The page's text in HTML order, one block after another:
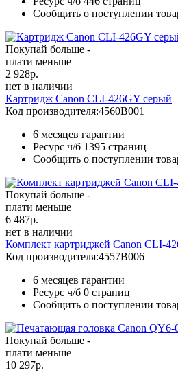
Сообщить о поступлении
Покупай больше -
плати меньше
2 928р.
нет в наличии
Картридж Canon CLI-426GY серый
Код производителя:4560B001
6 месяцев гарантии
Ресурс ч/б 1395 страниц
Сообщить о поступлении
Покупай больше -
плати меньше
6 487р.
нет в наличии
Комплект картриджей Canon CLI-
Код производителя:4557B006
6 месяцев гарантии
Ресурс ч/б 0 страниц
Сообщить о поступлении
Покупай больше -
плати меньше
10 297р.